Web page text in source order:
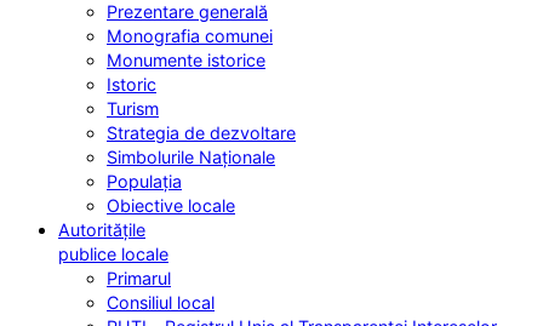
Prezentare generală
Monografia comunei
Monumente istorice
Istoric
Turism
Strategia de dezvoltare
Simbolurile Naționale
Populația
Obiective locale
Autoritățile
publice locale
Primarul
Consiliul local